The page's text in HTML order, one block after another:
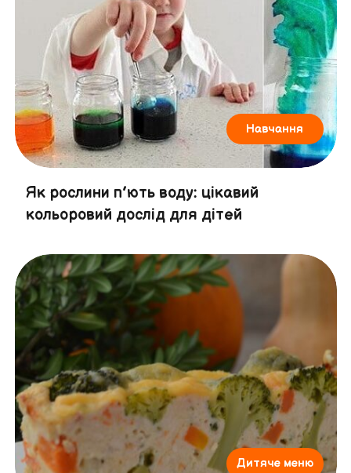
Навчання
Як рослини п’ють воду: цікавий
кольоровий дослід для дітей
Дитяче меню